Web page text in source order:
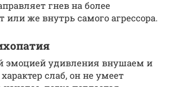
гнев на более
или же внутрь самого агрессора.
эмоцией удивления внушаем и
слаб, он не умеет